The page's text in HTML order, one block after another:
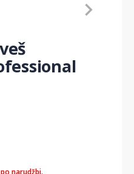
narudžbi.